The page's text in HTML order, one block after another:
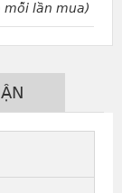
lần mua)